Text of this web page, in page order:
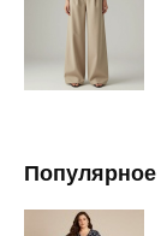
Популярное